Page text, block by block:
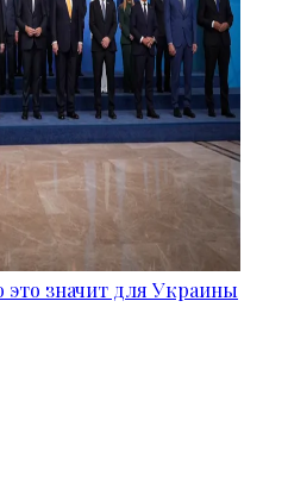
значит для Украины